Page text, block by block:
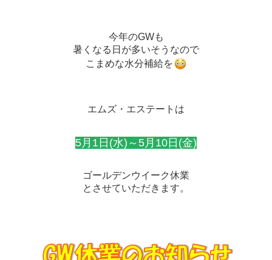
今年のGWも
暑くなる日が多いそうなので
こまめな水分補給を
エムズ・エステートは
5月1日(水)～5月10日(金)
ゴールデンウイーク休業
とさせていただきます。